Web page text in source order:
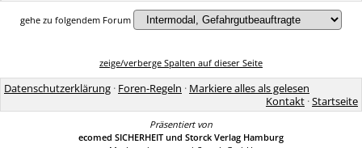
gehe zu folgendem Forum
zeige/verberge Spalten auf dieser Seite
Datenschutzerklärung · Foren-Regeln · Markiere alles als gelesen
Kontakt ·Startseite
Präsentiert von
ecomed SICHERHEIT und Storck Verlag Hamburg